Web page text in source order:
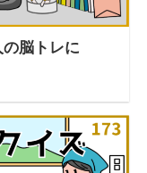
脳トレに